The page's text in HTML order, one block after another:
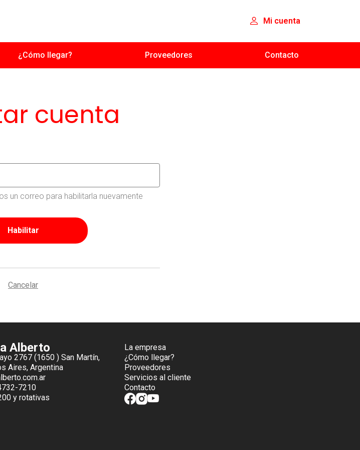
Mi cuenta
¿Cómo llegar? Proveedores Contacto
cuenta
un correo para habilitarla nuevamente
Habilitar
Cancelar
Alberto
2767 (1650 ) San Martín,
Aires, Argentina
7210
y rotativas
La empresa
¿Cómo llegar?
Proveedores
Servicios al cliente
Contacto